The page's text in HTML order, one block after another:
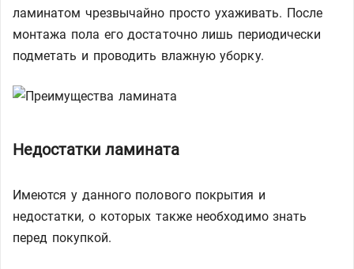
ламинатом чрезвычайно просто ухаживать. После
монтажа пола его достаточно лишь периодически
подметать и проводить влажную уборку.
Недостатки ламината
Имеются у данного полового покрытия и
недостатки, о которых также необходимо знать
перед покупкой.